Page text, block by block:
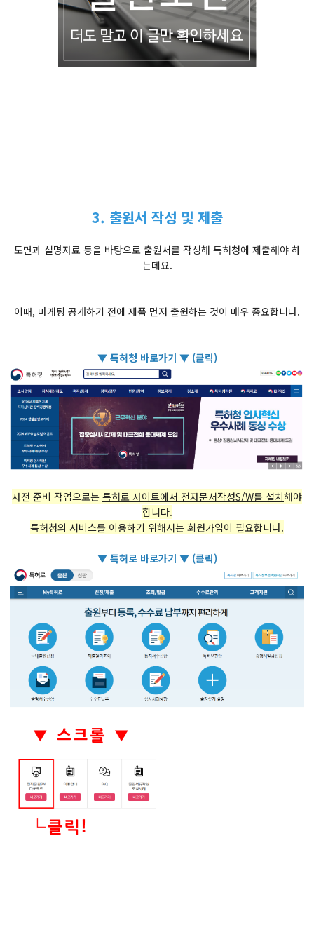
3. 출원서 작성 및 제출
도면과 설명자료 등을 바탕으로 출원서를 작성해 특허청에 제출해야 하
는데요.
이때, 마케팅 공개하기 전에 제품 먼저 출원하는 것이 매우 중요합니다.
▼ 특허청 바로가기 ▼ (클릭)
사전 준비 작업으로는 특허로 사이트에서 전자문서작성S/W를 설치해야
합니다.
​특허청의 서비스를 이용하기 위해서는 회원가입이 필요합니다.
▼ 특허로 바로가기 ▼ (클릭)